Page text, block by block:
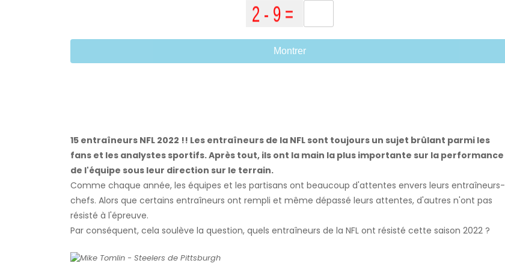
Montrer
15 entraîneurs NFL 2022 !! Les entraîneurs de la NFL sont toujours un sujet brûlant parmi les
fans et les analystes sportifs. Après tout, ils ont la main la plus importante sur la performance
de l'équipe sous leur direction sur le terrain.
Comme chaque année, les équipes et les partisans ont beaucoup d'attentes envers leurs entraîneurs-
chefs. Alors que certains entraîneurs ont rempli et même dépassé leurs attentes, d'autres n'ont pas
résisté à l'épreuve.
Par conséquent, cela soulève la question, quels entraîneurs de la NFL ont résisté cette saison 2022 ?